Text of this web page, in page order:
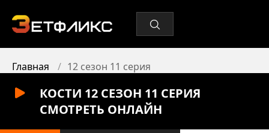
Главная 12 сезон 11 серия
КОСТИ 12 СЕЗОН 11 СЕРИЯ
СМОТРЕТЬ ОНЛАЙН